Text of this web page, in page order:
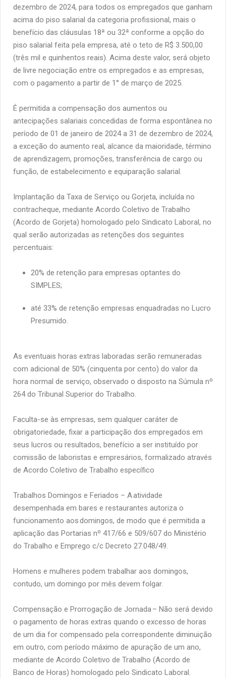
dezembro de 2024, para todos os empregados que ganham
acima do piso salarial da categoria profissional, mais o
benefício das cláusulas 18ª ou 32ª conforme a opção do
piso salarial feita pela empresa, até o teto de R$ 3.500,00
(três mil e quinhentos reais). Acima deste valor, será objeto
de livre negociação entre os empregados e as empresas,
com o pagamento a partir de 1° de março de 2025.
É permitida a compensação dos aumentos ou
antecipações salariais concedidas de forma espontânea no
período de 01 de janeiro de 2024 a 31 de dezembro de 2024,
a exceção do aumento real, alcance da maioridade, término
de aprendizagem, promoções, transferência de cargo ou
função, de estabelecimento e equiparação salarial.
Implantação da Taxa de Serviço ou Gorjeta, incluída no
contracheque, mediante Acordo Coletivo de Trabalho
(Acordo de Gorjeta) homologado pelo Sindicato Laboral, no
qual serão autorizadas as retenções dos seguintes
percentuais:
20% de retenção para empresas optantes do
SIMPLES;
até 33% de retenção empresas enquadradas no Lucro
Presumido.
As eventuais horas extras laboradas serão remuneradas
com adicional de 50% (cinquenta por cento) do valor da
hora normal de serviço, observado o disposto na Súmula nº
264 do Tribunal Superior do Trabalho.
Faculta-se às empresas, sem qualquer caráter de
obrigatoriedade, fixar a participação dos empregados em
seus lucros ou resultados, benefício a ser instituído por
comissão de laboristas e empresários, formalizado através
de Acordo Coletivo de Trabalho específico
Trabalhos Domingos e Feriados – Aatividade
desempenhada em bares e restaurantes autoriza o
funcionamento aosdomingos, de modo que é permitida a
aplicação das Portarias nº 417/66 e 509/607 do Ministério
do Trabalho e Emprego c/c Decreto 27.048/49.
Homens e mulheres podem trabalhar aos domingos,
contudo, um domingo por mês devem folgar.
Compensação e Prorrogação de Jornada – Não será devido
o pagamento de horas extras quando o excesso de horas
de um dia for compensado pela correspondente diminuição
em outro, com período máximo de apuração de um ano,
mediante de Acordo Coletivo de Trabalho (Acordo de
Banco de Horas) homologado pelo Sindicato Laboral.